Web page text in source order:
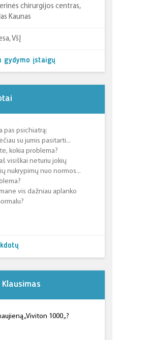
chirurgijos centras,
Kaunas
VšĮ
gydymo įstaigų
pas psichiatrą:
su jumis pasitarti...
kokia problema?
visiškai neturiu jokių
nukrypimų nuo normos...
vis dažniau aplanko
Klausimas
„Viviton 1000 „?